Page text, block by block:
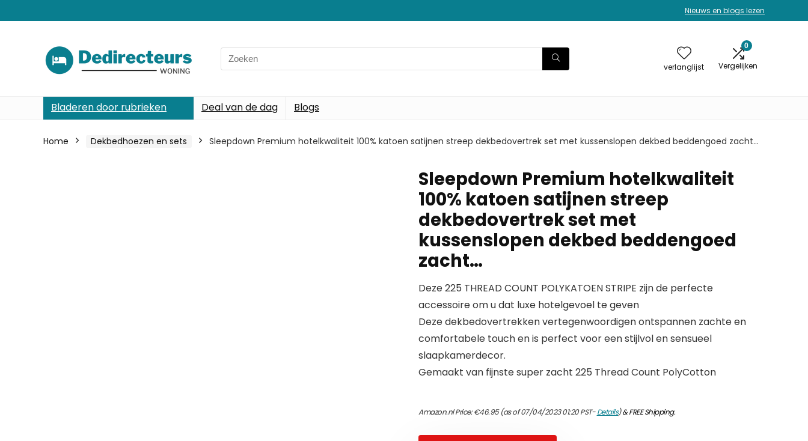
Nieuws en blogs lezen
Search
for:
verlanglijst
0
Vergelijken
Bladeren door rubrieken Deal van de dag Blogs
Home Dekbedhoezen en sets Sleepdown Premium hotelkwaliteit 100% katoen satijnen streep dekbedovertrek set met kussenslopen dekbed beddengoed zacht…
Sleepdown Premium hotelkwaliteit
100% katoen satijnen streep
dekbedovertrek set met
kussenslopen dekbed beddengoed
zacht…
Deze 225 THREAD COUNT POLYKATOEN STRIPE zijn de perfecte
accessoire om u dat luxe hotelgevoel te geven
Deze dekbedovertrekken vertegenwoordigen ontspannen zachte en
comfortabele touch en is perfect voor een stijlvol en sensueel
slaapkamerdecor.
Gemaakt van fijnste super zacht 225 Thread Count PolyCotton
Amazon.nl Price:€46.95(as of 07/04/2023 01:20 PST-Details)&FREE Shipping.